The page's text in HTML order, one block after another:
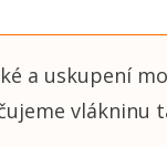
a uskupení
vlákninu